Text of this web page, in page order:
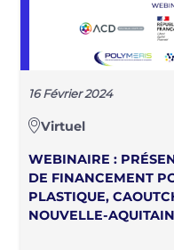
16 Février 2024
Virtuel
WEBINAIRE :
DE FINANCEMENT
PLASTIQUE,
NOUVELLE-